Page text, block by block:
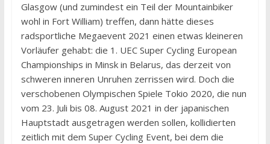
Glasgow (und zumindest ein Teil der Mountainbiker
wohl in Fort William) treffen, dann hätte dieses
radsportliche Megaevent 2021 einen etwas kleineren
Vorläufer gehabt: die 1. UEC Super Cycling European
Championships in Minsk in Belarus, das derzeit von
schweren inneren Unruhen zerrissen wird. Doch die
verschobenen Olympischen Spiele Tokio 2020, die nun
vom 23. Juli bis 08. August 2021 in der japanischen
Hauptstadt ausgetragen werden sollen, kollidierten
zeitlich mit dem Super Cycling Event, bei dem die